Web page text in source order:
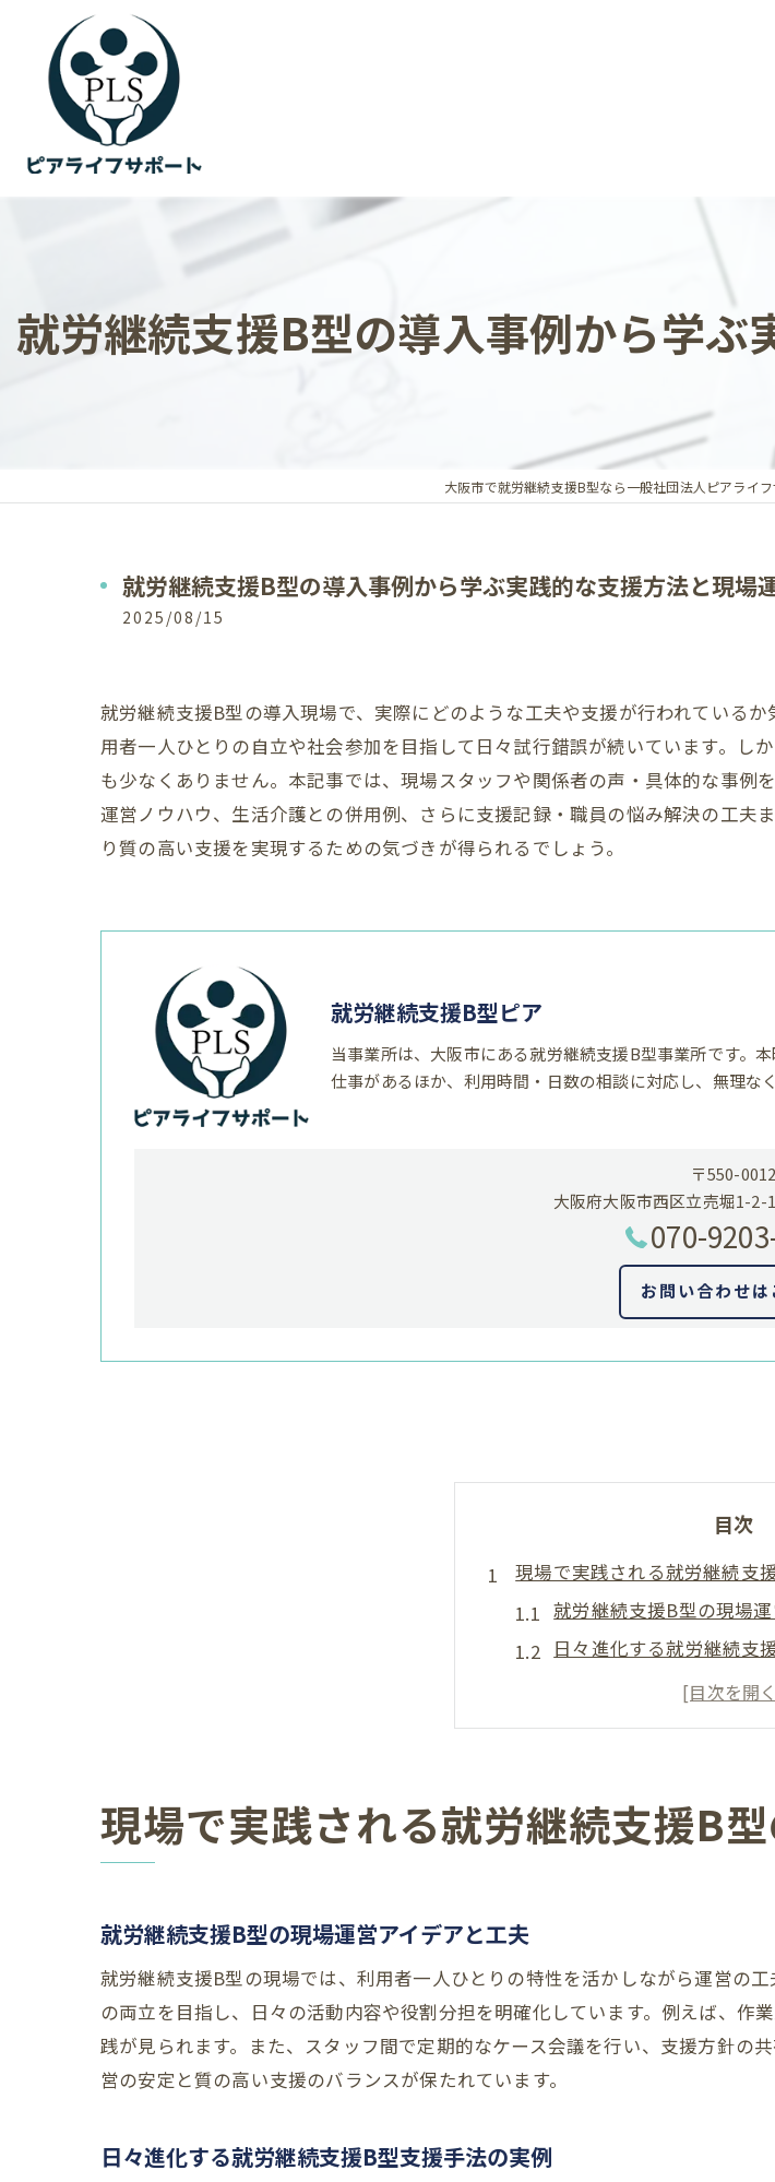
就労継続支援B型の導入事例から学
大阪市で就労継続支援B型なら一般社団法人ピアライ
就労継続支援B型の導入事例から学ぶ実践的な支援方法と現場
2025/08/15
就労継続支援B型の導入現場で、実際にどのような工夫や支援が行われている
用者一人ひとりの自立や社会参加を目指して日々試行錯誤が続いています。し
も少なくありません。本記事では、現場スタッフや関係者の声・具体的な事
運営ノウハウ、生活介護との併用例、さらに支援記録・職員の悩み解決の工夫
り質の高い支援を実現するための気づきが得られるでしょう。
就労継続支援B型ピア
当事業所は、大阪市にある就労継続支援B型事業所です。
仕事があるほか、利用時間・日数の相談に対応し、無理な
〒550-0012
大阪府大阪市西区立売堀1-2-
070-
お問い合わせは
目次
現場で実践される就労継続支
就労継続支援B型の現場
日々進化する就労継続支
利用者が安心できる就労
就労継続支援B型で重視
就労継続支援B型の支援事
生活介護と併用した多機能型
就労継続支援B型を活か
生活介護と就労継続支援
現場で実践される就労継続支援B
就労継続支援B型の現場運営アイデアと工夫
就労継続支援B型の現場では、利用者一人ひとりの特性を活かしながら運営の
の両立を目指し、日々の活動内容や役割分担を明確化しています。例えば、
践が見られます。また、スタッフ間で定期的なケース会議を行い、支援方針の
営の安定と質の高い支援のバランスが保たれています。
日々進化する就労継続支援B型支援手法の実例